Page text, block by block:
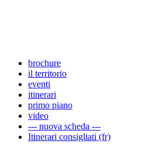
brochure
il territorio
eventi
itinerari
primo piano
video
--- nuova scheda ---
Itinerari consigliati (fr)